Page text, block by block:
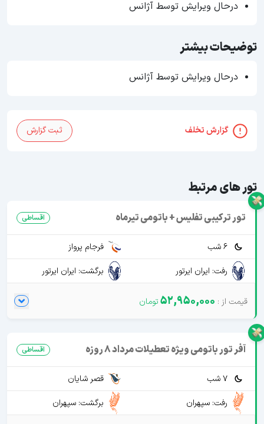
درحال ویرایش توسط آژانس
توضیحات بیشتر
درحال ویرایش توسط آژانس
گزارش تخلف ثبت گزارش
تور های مرتبط
تور ترکیبی تفلیس + باتومی تیرماه اقساطی
6 شب
فرجام پرواز
رفت: ایران ایرتور
برگشت: ایران ایرتور
52,950,000
آفر تور باتومی ویژه تعطیلات مرداد 8 روزه اقساطی
7 شب
قصر شایان
رفت: سپهران
برگشت: سپهران